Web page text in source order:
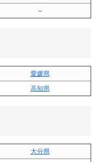
–
愛媛県
高知県
大分県